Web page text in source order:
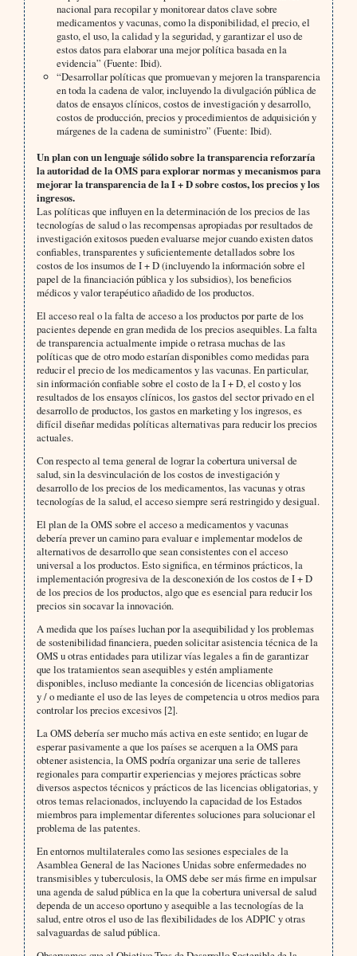
nacional para recopilar y monitorear datos clave sobre
medicamentos y vacunas, como la disponibilidad, el precio, el
gasto, el uso, la calidad y la seguridad, y garantizar el uso de
estos datos para elaborar una mejor política basada en la
evidencia” (Fuente: Ibid).
“Desarrollar políticas que promuevan y mejoren la transparencia
en toda la cadena de valor, incluyendo la divulgación pública de
datos de ensayos clínicos, costos de investigación y desarrollo,
costos de producción, precios y procedimientos de adquisición y
márgenes de la cadena de suministro” (Fuente: Ibid).
Un plan con un lenguaje sólido sobre la transparencia reforzaría
la autoridad de la OMS para explorar normas y mecanismos para
mejorar la transparencia de la I + D sobre costos, los precios y los
ingresos.
Las políticas que influyen en la determinación de los precios de las
tecnologías de salud o las recompensas apropiadas por resultados de
investigación exitosos pueden evaluarse mejor cuando existen datos
confiables, transparentes y suficientemente detallados sobre los
costos de los insumos de I + D (incluyendo la información sobre el
papel de la financiación pública y los subsidios), los beneficios
médicos y valor terapéutico añadido de los productos.
El acceso real o la falta de acceso a los productos por parte de los
pacientes depende en gran medida de los precios asequibles. La falta
de transparencia actualmente impide o retrasa muchas de las
políticas que de otro modo estarían disponibles como medidas para
reducir el precio de los medicamentos y las vacunas. En particular,
sin información confiable sobre el costo de la I + D, el costo y los
resultados de los ensayos clínicos, los gastos del sector privado en el
desarrollo de productos, los gastos en marketing y los ingresos, es
difícil diseñar medidas políticas alternativas para reducir los precios
actuales.
Con respecto al tema general de lograr la cobertura universal de
salud, sin la desvinculación de los costos de investigación y
desarrollo de los precios de los medicamentos, las vacunas y otras
tecnologías de la salud, el acceso siempre será restringido y desigual.
El plan de la OMS sobre el acceso a medicamentos y vacunas
debería prever un camino para evaluar e implementar modelos de
alternativos de desarrollo que sean consistentes con el acceso
universal a los productos. Esto significa, en términos prácticos, la
implementación progresiva de la desconexión de los costos de I + D
de los precios de los productos, algo que es esencial para reducir los
precios sin socavar la innovación.
A medida que los países luchan por la asequibilidad y los problemas
de sostenibilidad financiera, pueden solicitar asistencia técnica de la
OMS u otras entidades para utilizar vías legales a fin de garantizar
que los tratamientos sean asequibles y estén ampliamente
disponibles, incluso mediante la concesión de licencias obligatorias
y / o mediante el uso de las leyes de competencia u otros medios para
controlar los precios excesivos [2].
La OMS debería ser mucho más activa en este sentido; en lugar de
esperar pasivamente a que los países se acerquen a la OMS para
obtener asistencia, la OMS podría organizar una serie de talleres
regionales para compartir experiencias y mejores prácticas sobre
diversos aspectos técnicos y prácticos de las licencias obligatorias, y
otros temas relacionados, incluyendo la capacidad de los Estados
miembros para implementar diferentes soluciones para solucionar el
problema de las patentes.
En entornos multilaterales como las sesiones especiales de la
Asamblea General de las Naciones Unidas sobre enfermedades no
transmisibles y tuberculosis, la OMS debe ser más firme en impulsar
una agenda de salud pública en la que la cobertura universal de salud
dependa de un acceso oportuno y asequible a las tecnologías de la
salud, entre otros el uso de las flexibilidades de los ADPIC y otras
salvaguardas de salud pública.